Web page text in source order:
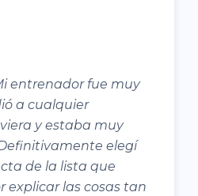
entrenador fue muy
a cualquier
y estaba muy
elegí
de la lista que
explicar las cosas tan